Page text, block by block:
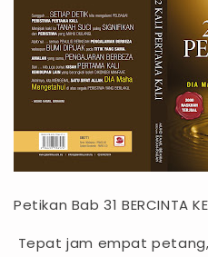
­­­­­­­­­­­­Petikan Bab 31 BERCINTA
Tepat jam empat